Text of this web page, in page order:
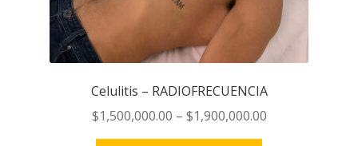
Celulitis – RADIOFRECUENCIA
$1,500,000.00 – $1,900,000.00